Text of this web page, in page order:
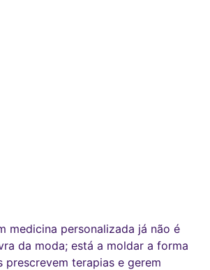
medicina personalizada já não é
da moda; está a moldar a forma
prescrevem terapias e gerem